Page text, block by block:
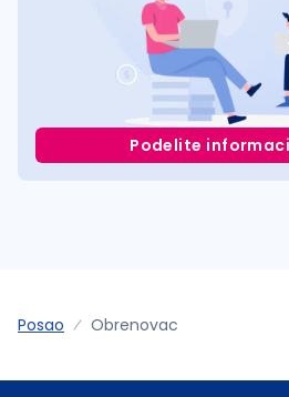
Podelite
Posao Obrenovac